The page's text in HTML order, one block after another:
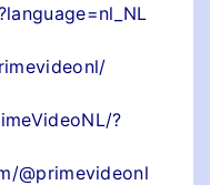
?
@primevideonl